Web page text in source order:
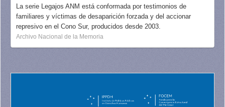
La serie Legajos ANM está conformada por testimonios de
familiares y víctimas de desaparición forzada y del accionar
represivo en el Cono Sur, producidos desde 2003.
Archivo Nacional de la Memoria